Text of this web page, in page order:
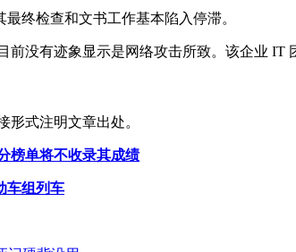
终检查和文书工作基本陷入停滞。
没有迹象显示是网络攻击所致。该企业 IT
形式注明文章出处。
榜单将不收录其成绩
车组列车